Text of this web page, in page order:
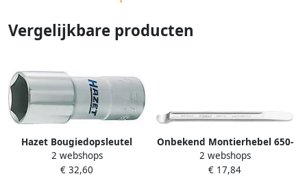
Vergelijkbare producten
Hazet Bougiedopsleutel
900MGT · 1 2 inch (12 5 mm)
vierkant hol · Buiten-zeskant-
2 webshops
€ 32,60
Onbekend Montierhebel 650-
8 L.199mm CV-Stahl Doppel-T-
Profil HAZET
2 webshops
€ 17,84